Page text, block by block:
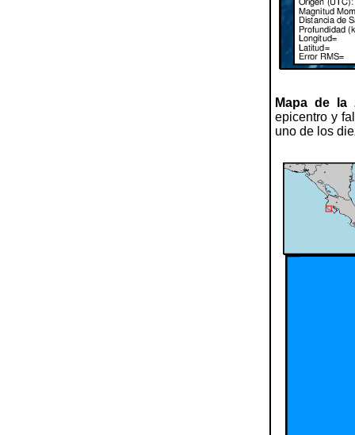
Mapa de la
epicentro y
uno de los